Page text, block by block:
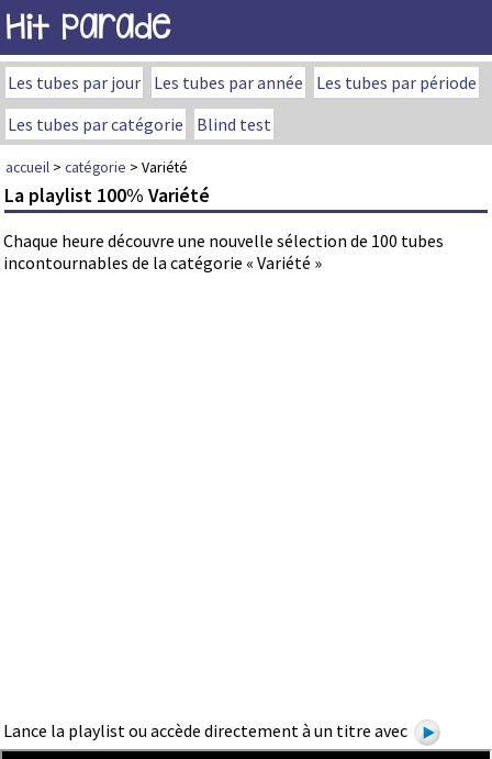
Hit Parade
Les tubes par jour Les tubes par année
Les tubes par période
Les tubes par catégorie
Blind test
accueil > catégorie > Variété
La playlist 100% Variété
Chaque heure découvre une nouvelle sélection de 100 tubes
incontournables de la catégorie « Variété »
Lance la playlist ou accède directement à un titre avec